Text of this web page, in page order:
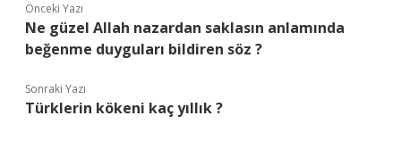
Önceki Yazı
Ne güzel Allah nazardan saklasın anlamında
beğenme duyguları bildiren söz ?
Sonraki Yazı
Türklerin kökeni kaç yıllık ?